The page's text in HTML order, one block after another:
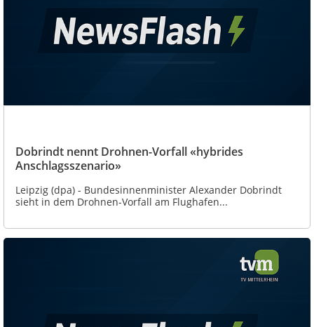
Dobrindt nennt Drohnen-Vorfall «hybrides
Anschlagsszenario»
Leipzig (dpa) - Bundesinnenminister Alexander Dobrindt
sieht in dem Drohnen-Vorfall am Flughafen...